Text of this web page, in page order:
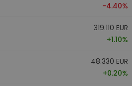
-4.40%
319.110 EUR
+1.10%
48.330 EUR
+0.20%